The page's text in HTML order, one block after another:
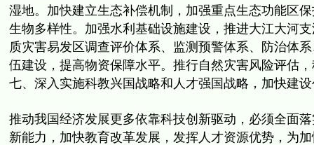
湿地。加快建立生态补偿机制， 加强重点生态功能区
生物多样性。加强水利基础设施建设， 推进大江大河
质灾害易发区调查评价体系、监测预警体系、防治体
伍建设， 提高物资保障水平。推行自然灾害风险评估，
七、深入实施科教兴国战略和人才强国战略，加快建
推动我国经济发展更多依靠科技创新驱动， 必须全面
新能力，加快教育改革发展，发挥人才资源优势， 为